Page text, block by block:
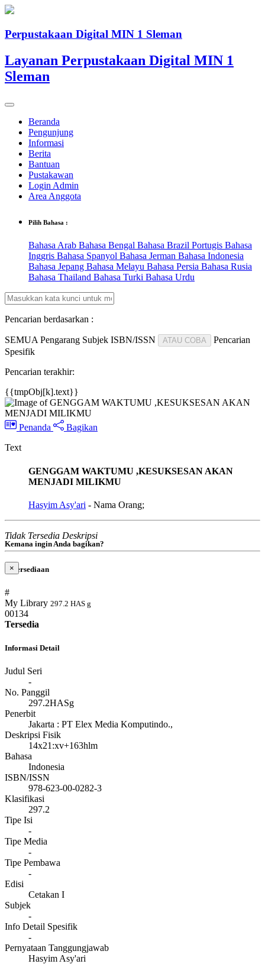
Perpustakaan Digital MIN 1 Sleman
Layanan Perpustakaan Digital MIN 1
Sleman
Beranda
Pengunjung
Informasi
Berita
Bantuan
Pustakawan
Login Admin
Area Anggota
Pilih Bahasa :
Bahasa Arab Bahasa Bengal Bahasa Brazil Portugis Bahasa
Inggris Bahasa Spanyol Bahasa Jerman Bahasa Indonesia
Bahasa Jepang Bahasa Melayu Bahasa Persia Bahasa Rusia
Bahasa Thailand Bahasa Turki Bahasa Urdu
Pencarian berdasarkan :
SEMUA Pengarang Subjek ISBN/ISSN ATAU COBA
Pencarian
Spesifik
Pencarian terakhir:
{{tmpObj[k].text}}
Penanda
Bagikan
Text
GENGGAM WAKTUMU ,KESUKSESAN AKAN
MENJADI MILIKMU
Hasyim Asy'ari - Nama Orang;
Tidak Tersedia Deskripsi
Ketersediaan
#
My Library 297.2 HAS g
00134
Tersedia
Informasi Detail
Judul Seri
-
No. Panggil
297.2HASg
Penerbit
Jakarta : PT Elex Media Komputindo.,
Deskripsi Fisik
14x21:xv+163hlm
Bahasa
Indonesia
ISBN/ISSN
978-623-00-0282-3
Klasifikasi
297.2
Tipe Isi
-
Tipe Media
-
Tipe Pembawa
-
Edisi
Cetakan I
Subjek
-
Info Detail Spesifik
-
Pernyataan Tanggungjawab
Hasyim Asy'ari
Kemana ingin Anda bagikan?
×